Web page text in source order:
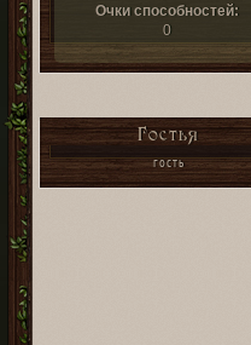
Очки способностей:
0
Гостья
ГОСТЬ